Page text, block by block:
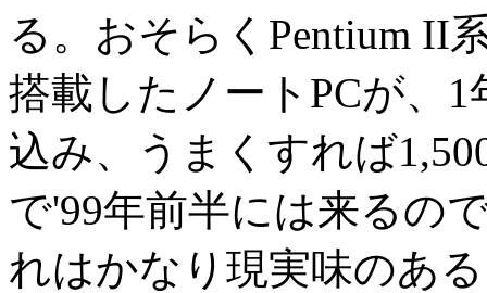
る。おそらくPentium II
搭載したノートPCが、
込み、うまくすれば
で'99年前半には来るの
れはかなり現実味のあ